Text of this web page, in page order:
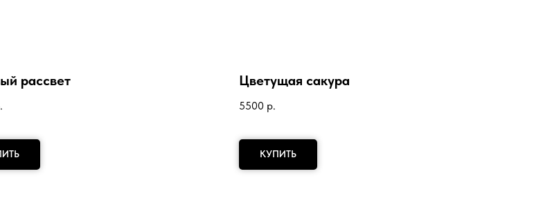
рассвет Цветущая сакура
5500 р.
КУПИТЬ